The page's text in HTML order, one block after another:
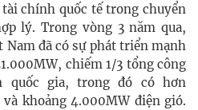
chính quốc tế trong chuyển
lý. Trong vòng 3 năm qua,
Nam đã có sự phát triển mạnh
chiếm 1/3 tổng công
quốc gia, trong đó có hơn
khoảng 4.000MW điện gió.